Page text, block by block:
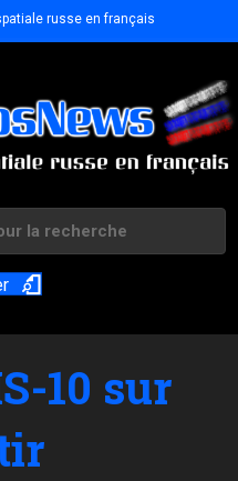
russe en français
10 sur